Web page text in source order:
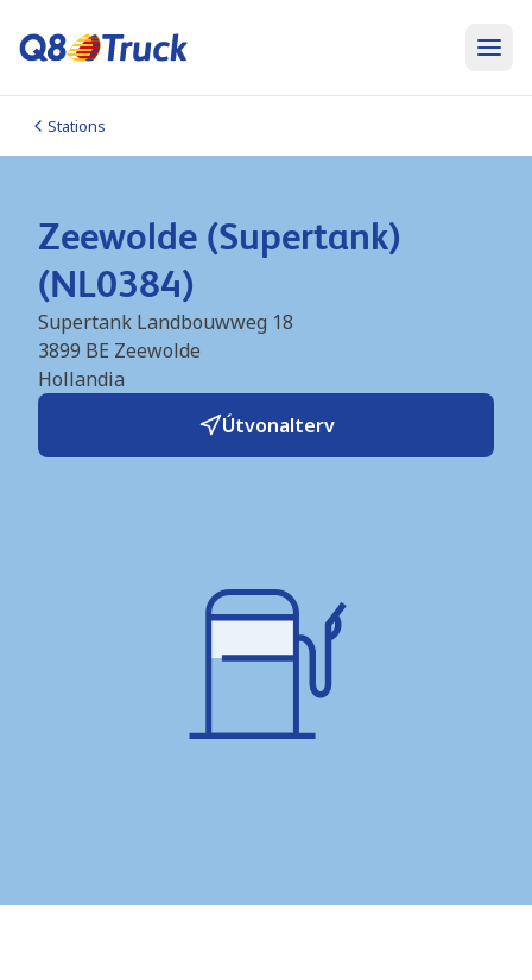
Stations
Zeewolde (Supertank)
(NL0384)
Supertank Landbouwweg 18
3899 BE Zeewolde
Hollandia
Útvonalterv